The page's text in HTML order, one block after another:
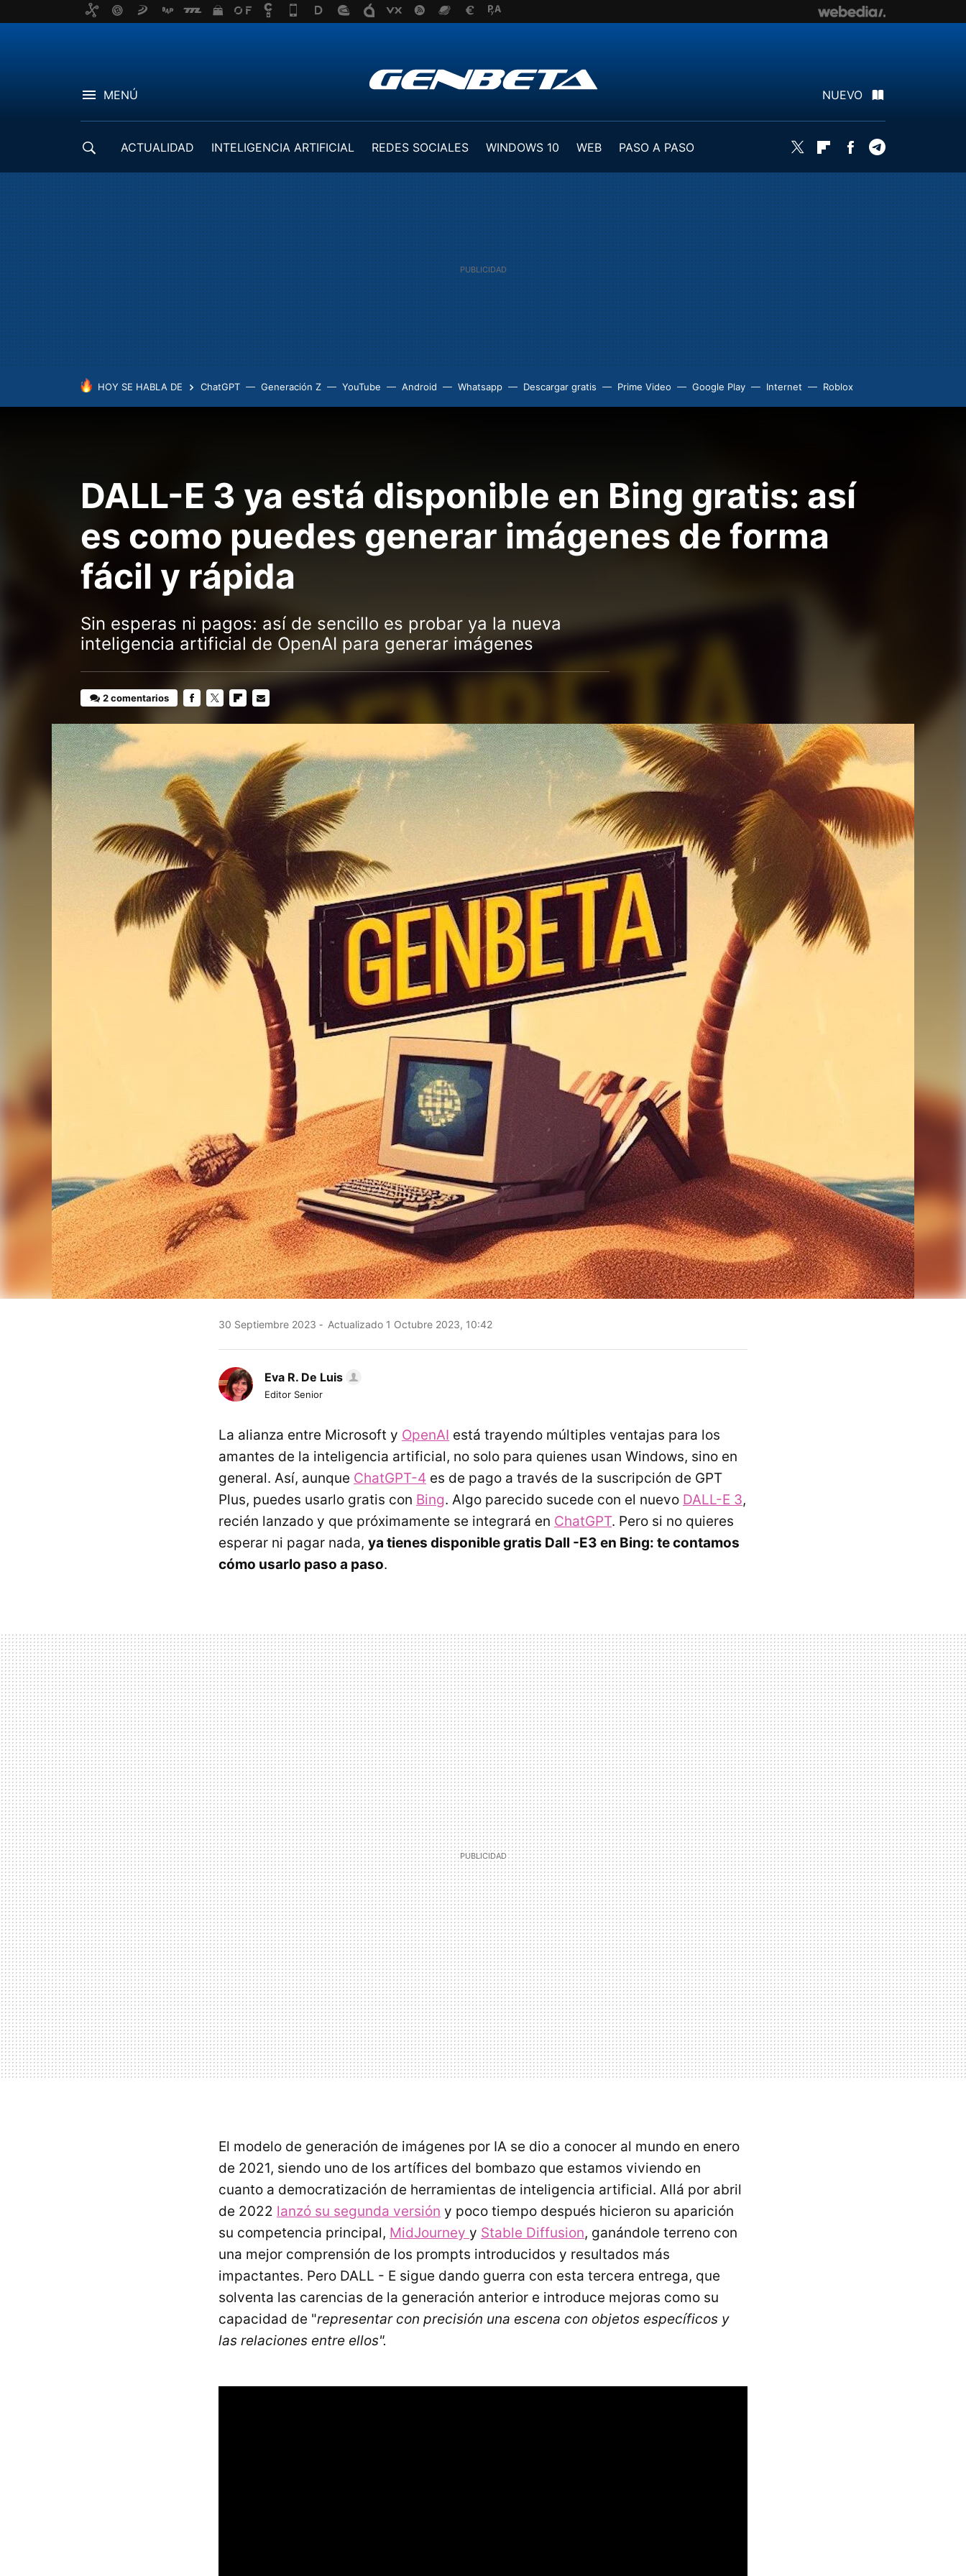
MENÚ NUEVO
ACTUALIDAD INTELIGENCIA ARTIFICIAL REDES SOCIALES WINDOWS 10 WEB
PASO A PASO
Twitter FlipboardFacebook
HOY SE HABLA DE ChatGPT Generación Z YouTube Android Whatsapp Descargar gratis Prime Video Google Play Internet Roblox
DALL-E 3 ya está disponible en Bing gratis: así
es como puedes generar imágenes de forma
fácil y rápida
Sin esperas ni pagos: así de sencillo es probar ya la nueva
inteligencia artificial de OpenAI para generar imágenes
2 comentarios
30 Septiembre 2023 Actualizado 1 Octubre 2023, 10:42
Eva R. De Luis
Editor Senior
La alianza entre Microsoft y OpenAI está trayendo múltiples ventajas para los
amantes de la inteligencia artificial, no solo para quienes usan Windows, sino en
general. Así, aunque ChatGPT-4 es de pago a través de la suscripción de GPT
Plus, puedes usarlo gratis con Bing. Algo parecido sucede con el nuevo DALL-E 3,
recién lanzado y que próximamente se integrará en ChatGPT. Pero si no quieres
esperar ni pagar nada, ya tienes disponible gratis Dall -E3 en Bing: te contamos
cómo usarlo paso a paso.
El modelo de generación de imágenes por IA se dio a conocer al mundo en enero
de 2021, siendo uno de los artífices del bombazo que estamos viviendo en
cuanto a democratización de herramientas de inteligencia artificial. Allá por abril
de 2022 lanzó su segunda versión y poco tiempo después hicieron su aparición
su competencia principal, MidJourney y Stable Diffusion, ganándole terreno con
una mejor comprensión de los prompts introducidos y resultados más
impactantes. Pero DALL - E sigue dando guerra con esta tercera entrega, que
solventa las carencias de la generación anterior e introduce mejoras como su
capacidad de "representar con precisión una escena con objetos específicos y
las relaciones entre ellos".